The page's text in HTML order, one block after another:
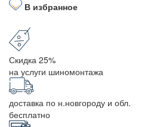
В избранное
Скидка 25%
на услуги шиномонтажа
доставка по н.новгороду и обл.
бесплатно